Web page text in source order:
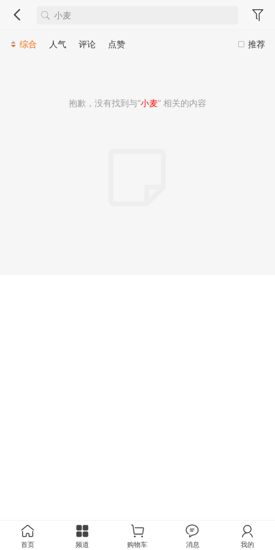
推荐
综合 人气 评论 点赞
抱歉，没有找到与“小麦” 相关的内容
首页 频道 购物车 消息 我的